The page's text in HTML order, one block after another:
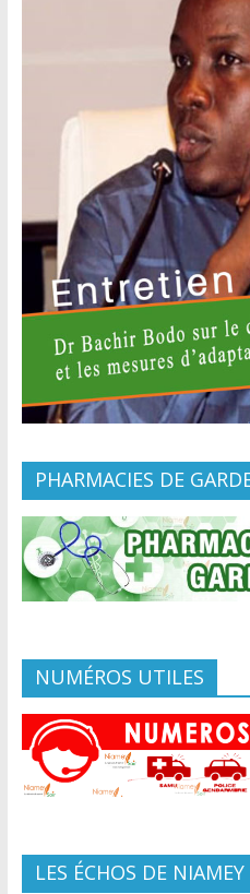
PHARMACIES DE
NUMÉROS UTILES
LES ÉCHOS DE NIAMEY